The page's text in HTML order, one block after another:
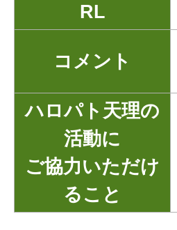
RL
コメント
ハロパト天理の
活動に
ご協力いただけ
ること